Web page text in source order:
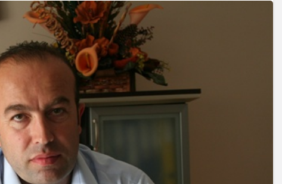
Ülkü Hilal
Ortaya Çıktı
Güncel
Gerede’de Görev Yapan
Banka Müdürü Hakkında